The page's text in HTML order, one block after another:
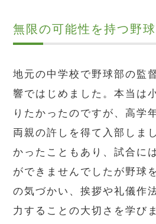
無限の可能性を持つ野
地元の中学校で野球部の監
響ではじめました。本当は
りたかったのですが、高学
両親の許しを得て入部しま
かったこともあり、試合に
ができませんでしたが野球
の気づかい、挨拶や礼儀作
力することの大切さを学び